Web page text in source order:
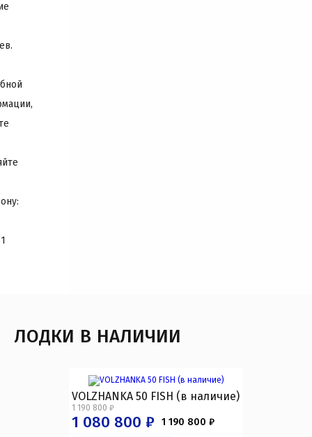
ЛОДКИ В НАЛИЧИИ
VOLZHANKA 50 FISH (в наличие)
1 190 800 ₽
1 190 800 ₽
1 080 800 ₽